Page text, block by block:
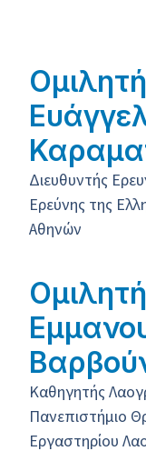
Διευθυντής
Ερεύνης της
Αθηνών
Καθηγητής
Πανεπιστήμιο
Εργαστηρίου